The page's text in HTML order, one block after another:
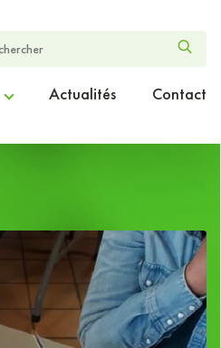
en chiffres
Actualités Contact